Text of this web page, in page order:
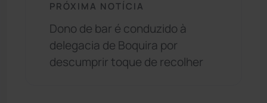
PRÓXIMA NOTÍCIA
Dono de bar é conduzido à
delegacia de Boquira por
descumprir toque de recolher